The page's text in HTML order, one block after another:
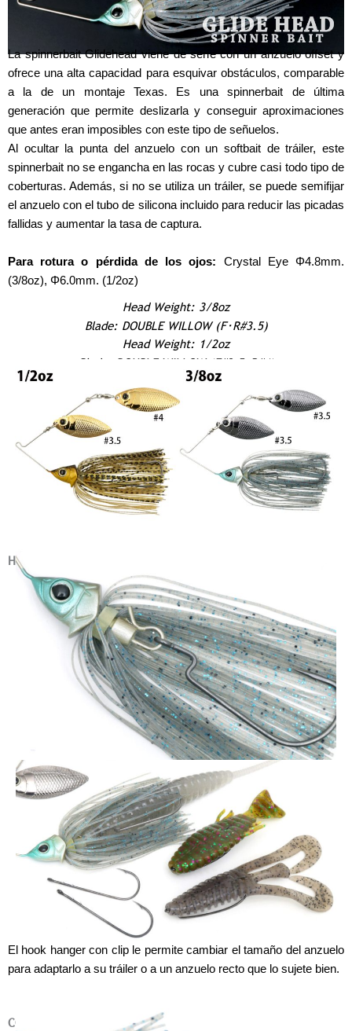
La spinnerbait Glidehead viene de serie con un anzuelo offset y
ofrece una alta capacidad para esquivar obstáculos, comparable
a la de un montaje Texas. Es una spinnerbait de última
generación que permite deslizarla y conseguir aproximaciones
que antes eran imposibles con este tipo de señuelos.
Al ocultar la punta del anzuelo con un softbait de tráiler, este
spinnerbait no se engancha en las rocas y cubre casi todo tipo de
coberturas. Además, si no se utiliza un tráiler, se puede semifijar
el anzuelo con el tubo de silicona incluido para reducir las picadas
fallidas y aumentar la tasa de captura.
Para rotura o pérdida de los ojos: Crystal Eye Φ4.8mm.
(3/8oz), Φ6.0mm. (1/2oz)
Head Weight: 3/8oz
Blade: DOUBLE WILLOW (F･R#3.5)
Head Weight: 1/2oz
Blade: DOUBLE WILLOW (F#3.5･R#4)
HOOK HANGER
El hook hanger con clip le permite cambiar el tamaño del anzuelo
para adaptarlo a su tráiler o a un anzuelo recto que lo sujete bien.
CONFIGURACIÓN DEL TRÁILER